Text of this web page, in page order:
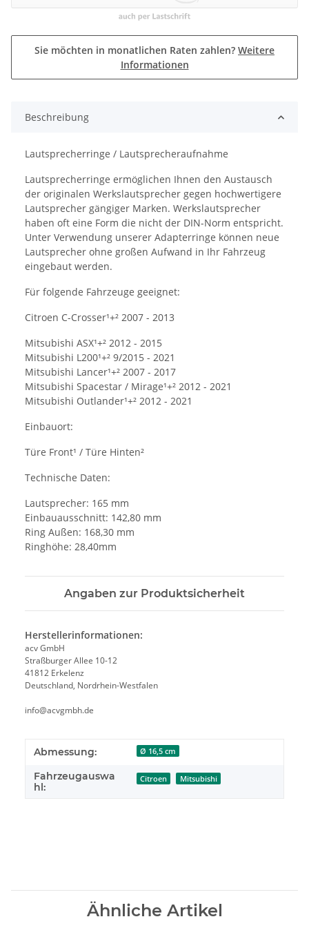
Sie möchten in monatlichen Raten zahlen? Weitere
Informationen
Beschreibung
Lautsprecherringe / Lautsprecheraufnahme
Lautsprecherringe ermöglichen Ihnen den Austausch
der originalen Werkslautsprecher gegen hochwertigere
Lautsprecher gängiger Marken. Werkslautsprecher
haben oft eine Form die nicht der DIN-Norm entspricht.
Unter Verwendung unserer Adapterringe können neue
Lautsprecher ohne großen Aufwand in Ihr Fahrzeug
eingebaut werden.
Für folgende Fahrzeuge geeignet:
Citroen C-Crosser¹+² 2007 - 2013
Mitsubishi ASX¹+² 2012 - 2015
Mitsubishi L200¹+² 9/2015 - 2021
Mitsubishi Lancer¹+² 2007 - 2017
Mitsubishi Spacestar / Mirage¹+² 2012 - 2021
Mitsubishi Outlander¹+² 2012 - 2021
Einbauort:
Türe Front¹ / Türe Hinten²
Technische Daten:
Lautsprecher: 165 mm
Einbauausschnitt: 142,80 mm
Ring Außen: 168,30 mm
Ringhöhe: 28,40mm
Angaben zur Produktsicherheit
Herstellerinformationen:
acv GmbH
Straßburger Allee 10-12
41812 Erkelenz
Deutschland, Nordrhein-Westfalen
info@acvgmbh.de
Abmessung: Ø 16,5 cm
Fahrzeugauswa
hl:
Citroen Mitsubishi
Ähnliche Artikel